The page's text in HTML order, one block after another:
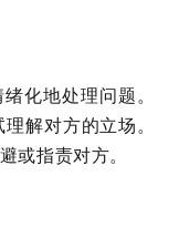
化地处理问题。
解对方的立场。
或指责对方。